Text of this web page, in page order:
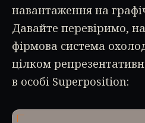
навантаження на
Давайте перевіримо,
фірмова система
цілком
в особі Superposition: